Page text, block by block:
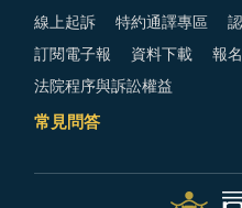
線上起訴 特約通譯專區
訂閱電子報 資料下載 報
法院程序與訴訟權益
常見問答